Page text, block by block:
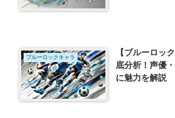
ブルーロックキャラ
【ブルーロッ
底分析！声優
に魅力を解説